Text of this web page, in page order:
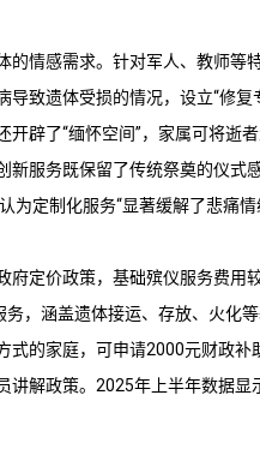
的情感需求。针对军人、教师等
致遗体受损的情况，设立“修复
辟了“缅怀空间”，家属可将逝
新服务既保留了传统祭奠的仪式
定制化服务“显著缓解了悲痛情
府定价政策，基础殡仪服务费用
，涵盖遗体接运、存放、火化
式的家庭，可申请2000元财政
讲解政策。2025年上半年数据